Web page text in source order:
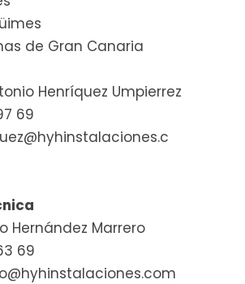
de Gran Canaria
Henríquez Umpierrez
69
Hernández Marrero
69